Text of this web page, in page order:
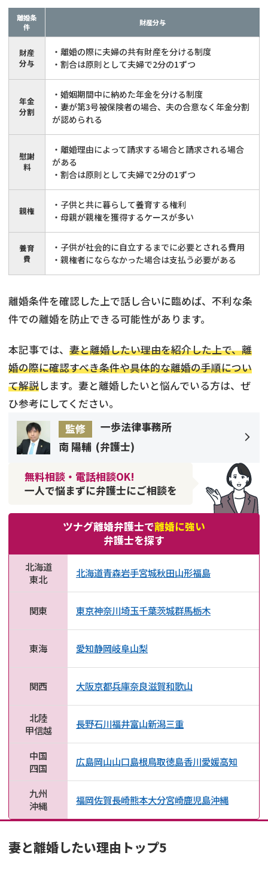
離婚条
件
財産分与
財産
分与
・離婚の際に夫婦の共有財産を分ける制度
・割合は原則として夫婦で2分の1ずつ
年金
分割
・婚姻期間中に納めた年金を分ける制度
・妻が第3号被保険者の場合、夫の合意なく年金分割
が認められる
慰謝
料
・離婚理由によって請求する場合と請求される場合
がある
・割合は原則として夫婦で2分の1ずつ
親権
・子供と共に暮らして養育する権利
・母親が親権を獲得するケースが多い
養育
費
・子供が社会的に自立するまでに必要とされる費用
・親権者にならなかった場合は支払う必要がある
離婚条件を確認した上で話し合いに臨めば、不利な条
件での離婚を防止できる可能性があります。
本記事では、 妻と離婚したい理由を紹介した上で、離
婚の際に確認すべき条件や具体的な離婚の手順につい
て解説します。妻と離婚したいと悩んでいる方は、ぜ
ひ参考にしてください。
監修
一歩法律事務所
南 陽輔 (弁護士)
無料相談・電話相談OK!
一人で悩まずに弁護士にご相談を
ツナグ離婚弁護士で離婚に強い
弁護士を探す
北海道
東北
北海道青森岩手宮城秋田山形福島
関東 東京神奈川埼玉千葉茨城群馬栃木
東海 愛知静岡岐阜山梨
関西 大阪京都兵庫奈良滋賀和歌山
北陸
甲信越
長野石川福井富山新潟三重
中国
四国
広島岡山山口島根鳥取徳島香川愛媛高知
九州
沖縄
福岡佐賀長崎熊本大分宮崎鹿児島沖縄
妻と離婚したい理由トップ5